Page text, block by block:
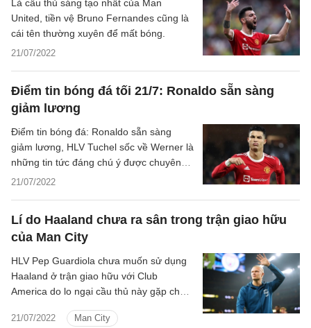
21/07/2022
Là cầu thủ sáng tạo nhất của Man
United, tiền vệ Bruno Fernandes cũng là
cái tên thường xuyên để mất bóng.
Điểm tin bóng đá tối 21/7: Ronaldo sẵn sàng
giảm lương
21/07/2022
Điểm tin bóng đá: Ronaldo sẵn sàng
giảm lương, HLV Tuchel sốc về Werner là
những tin tức đáng chú ý được chuyên
trang Bóng đá 24h tổng hợp tối ngày
Lí do Haaland chưa ra sân trong trận giao hữu
của Man City
21/07/2022 Man City
HLV Pep Guardiola chưa muốn sử dụng
Haaland ở trận giao hữu với Club
America do lo ngại cầu thủ này gặp chấn